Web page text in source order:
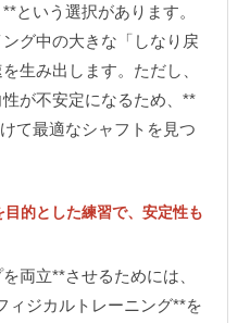
という選択があります。
グ中の大きな「しなり戻
生み出します。ただし、
が不安定になるため、**
て最適なシャフトを見つ
的とした練習で、安定性も
両立**させるためには、
ィジカルトレーニング**を